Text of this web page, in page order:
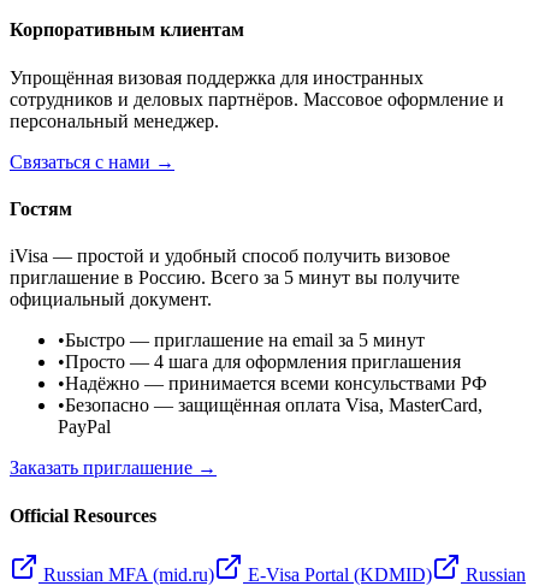
Корпоративным клиентам
Упрощённая визовая поддержка для иностранных
сотрудников и деловых партнёров. Массовое оформление и
персональный менеджер.
Связаться с нами →
Гостям
iVisa — простой и удобный способ получить визовое
приглашение в Россию. Всего за 5 минут вы получите
официальный документ.
•Быстро — приглашение на email за 5 минут
•Просто — 4 шага для оформления приглашения
•Надёжно — принимается всеми консульствами РФ
•Безопасно — защищённая оплата Visa, MasterCard,
PayPal
Заказать приглашение →
Official Resources
Russian MFA (mid.ru) E-Visa Portal (KDMID)
Russian